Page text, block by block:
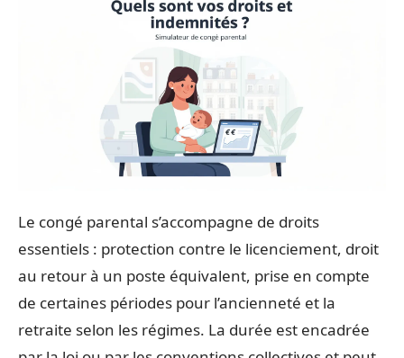
Le congé parental s’accompagne de droits
essentiels : protection contre le licenciement, droit
au retour à un poste équivalent, prise en compte
de certaines périodes pour l’ancienneté et la
retraite selon les régimes. La durée est encadrée